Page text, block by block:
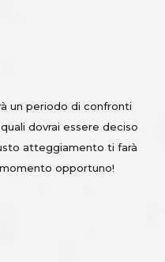
un periodo di confronti
dovrai essere deciso
atteggiamento ti farà
opportuno!